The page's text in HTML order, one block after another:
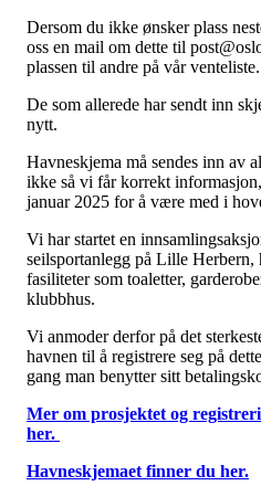
Dersom du ikke ønsker plass
oss en mail om dette til
plassen til andre på vår venteliste.
De som allerede har sendt inn
nytt.
Havneskjema må sendes inn av
ikke så vi får korrekt
januar 2025 for å være med i
Vi har startet en
seilsportanlegg på Lille
fasiliteter som toaletter,
klubbhus.
Vi anmoder derfor på det
havnen til å registrere seg på
gang man benytter sitt
Mer om prosjektet og
her.
Havneskjemaet finner du her.